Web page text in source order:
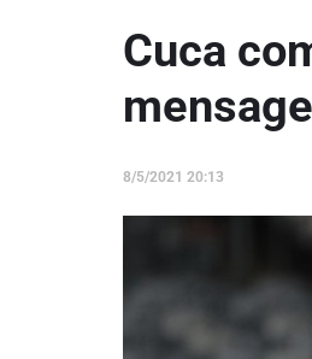
Cuca
8/5/2021 20:13